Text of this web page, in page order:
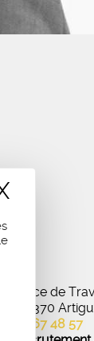
Agence de
33370
05 56 67 48 57